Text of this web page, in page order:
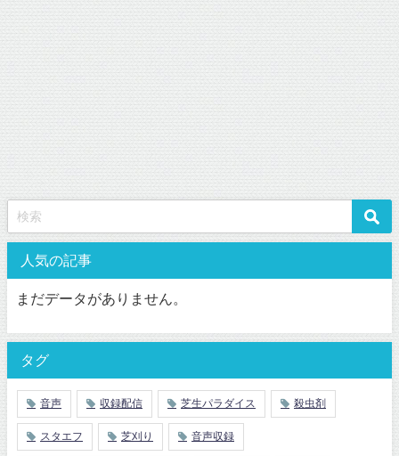
人気の記事
まだデータがありません。
タグ
音声 収録配信 芝生パラダイス 殺虫剤
スタエフ 芝刈り 音声収録